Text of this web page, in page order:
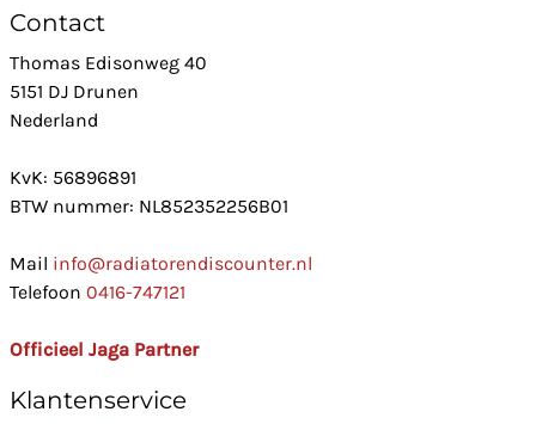
Contact
Thomas Edisonweg 40
5151 DJ Drunen
Nederland
KvK: 56896891
BTW nummer: NL852352256B01
Mail info@radiatorendiscounter.nl
Telefoon 0416-747121
Officieel Jaga Partner
Klantenservice